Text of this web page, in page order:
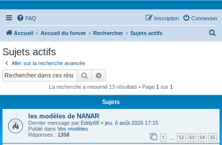
FAQ Connexion
Inscription
Accueil Accueil du forum Rechercher Sujets actifs
Sujets actifs
Aller sur la recherche avancée
Rechercher
La recherche a retourné 13 résultats • Page 1 sur 1
Sujets
les modèles de NANAR
Dernier message par Eddy68 « jeu. 6 août 2026 17:15
Publié dans Vos modèles
Réponses : 1358 1 52 53 54 55